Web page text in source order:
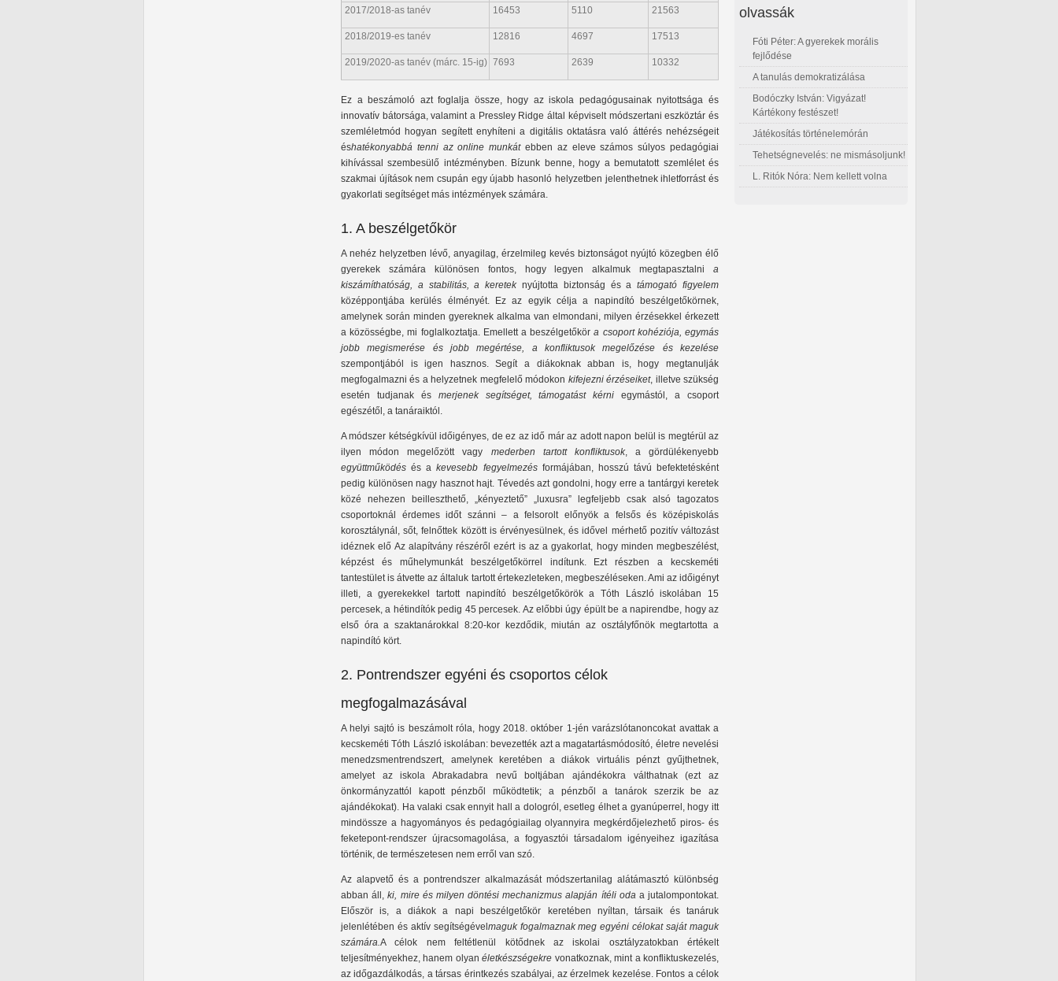
2017/2018-as tanév 16453 5110 21563
2018/2019-es tanév 12816 4697 17513
2019/2020-as tanév (márc. 15-ig) 7693 2639 10332
Ez a beszámoló azt foglalja össze, hogy az iskola pedagógusainak nyitottsága és
innovatív bátorsága, valamint a Pressley Ridge által képviselt módszertani eszköztár és
szemléletmód hogyan segített enyhíteni a digitális oktatásra való áttérés nehézségeit
éshatékonyabbá tenni az online munkátebben az eleve számos súlyos pedagógiai
kihívással szembesülő intézményben. Bízunk benne, hogy a bemutatott szemlélet és
szakmai újítások nem csupán egy újabb hasonló helyzetben jelenthetnek ihletforrást és
gyakorlati segítséget más intézmények számára.
1. A beszélgetőkör
A nehéz helyzetben lévő, anyagilag, érzelmileg kevés biztonságot nyújtó közegben élő
gyerekek számára különösen fontos, hogy legyen alkalmuk megtapasztalni a
kiszámíthatóság, a stabilitás, a kereteknyújtotta biztonság és atámogató figyelem
középpontjába kerülés élményét. Ez az egyik célja a napindító beszélgetőkörnek,
amelynek során minden gyereknek alkalma van elmondani, milyen érzésekkel érkezett
a közösségbe, mi foglalkoztatja. Emellett a beszélgetőköra csoport kohéziója, egymás
jobb megismerése és jobb megértése, a konfliktusok megelőzése és kezelése
szempontjából is igen hasznos. Segít a diákoknak abban is, hogy megtanulják
megfogalmazni és a helyzetnek megfelelő módokon kifejezni érzéseiket, illetve szükség
esetén tudjanak és merjenek segítséget, támogatást kérni egymástól, a csoport
egészétől, a tanáraiktól.
A módszer kétségkívül időigényes, de ez az idő már az adott napon belül is megtérül az
ilyen módon megelőzött vagy mederben tartott konfliktusok, a gördülékenyebb
együttműködés és akevesebb fegyelmezésformájában, hosszú távú befektetésként
pedig különösen nagy hasznot hajt. Tévedés azt gondolni, hogy erre a tantárgyi keretek
közé nehezen beilleszthető, „kényeztető” „luxusra” legfeljebb csak alsó tagozatos
csoportoknál érdemes időt szánni – a felsorolt előnyök a felsős és középiskolás
korosztálynál, sőt, felnőttek között is érvényesülnek, és idővel mérhető pozitív változást
idéznek elő Az alapítvány részéről ezért is az a gyakorlat, hogy minden megbeszélést,
képzést és műhelymunkát beszélgetőkörrel indítunk. Ezt részben a kecskeméti
tantestület is átvette az általuk tartott értekezleteken, megbeszéléseken. Ami az időigényt
illeti, a gyerekekkel tartott napindító beszélgetőkörök a Tóth László iskolában 15
percesek, a hétindítók pedig 45 percesek. Az előbbi úgy épült be a napirendbe, hogy az
első óra a szaktanárokkal 8:20-kor kezdődik, miután az osztályfőnök megtartotta a
napindító kört.
2. Pontrendszer egyéni és csoportos célok
megfogalmazásával
A helyi sajtó is beszámolt róla, hogy 2018. október 1-jén varázslótanoncokat avattak a
kecskeméti Tóth László iskolában: bevezették azt a magatartásmódosító, életre nevelési
menedzsmentrendszert, amelynek keretében a diákok virtuális pénzt gyűjthetnek,
amelyet az iskola Abrakadabra nevű boltjában ajándékokra válthatnak (ezt az
önkormányzattól kapott pénzből működtetik; a pénzből a tanárok szerzik be az
ajándékokat). Ha valaki csak ennyit hall a dologról, esetleg élhet a gyanúperrel, hogy itt
mindössze a hagyományos és pedagógiailag olyannyira megkérdőjelezhető piros- és
feketepont-rendszer újracsomagolása, a fogyasztói társadalom igényeihez igazítása
történik, de természetesen nem erről van szó.
Az alapvető és a pontrendszer alkalmazását módszertanilag alátámasztó különbség
abban áll,ki, mire és milyen döntési mechanizmus alapján ítéli odaa jutalompontokat.
Először is, a diákok a napi beszélgetőkör keretében nyíltan, társaik és tanáruk
jelenlétében és aktív segítségével maguk fogalmaznak meg egyéni célokat saját maguk
számára.A célok nem feltétlenül kötődnek az iskolai osztályzatokban értékelt
teljesítményekhez, hanem olyanéletkészségekre vonatkoznak, mint a konfliktuskezelés,
az időgazdálkodás, a társas érintkezés szabályai, az érzelmek kezelése. Fontos a célok
olvassák
Fóti Péter: A gyerekek morális
fejlődése
A tanulás demokratizálása
Bodóczky István: Vigyázat!
Kártékony festészet!
Játékosítás történelemórán
Tehetségnevelés: ne mismásoljunk!
L. Ritók Nóra: Nem kellett volna